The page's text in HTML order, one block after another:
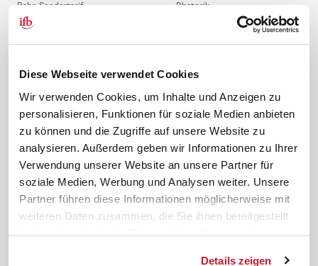
Diese Webseite verwendet Cookies
Wir verwenden Cookies, um Inhalte und Anzeigen zu
personalisieren, Funktionen für soziale Medien anbieten
zu können und die Zugriffe auf unsere Website zu
analysieren. Außerdem geben wir Informationen zu Ihrer
Verwendung unserer Website an unsere Partner für
soziale Medien, Werbung und Analysen weiter. Unsere
Partner führen diese Informationen möglicherweise mit
weiteren Daten zusammen, die Sie ihnen bereitgestellt
haben oder die sie im Rahmen Ihrer Nutzung der
Details zeigen
Bahn Sondertarif
meinifb
FAQ
ifb-App Betriebsrat360
Rhetorik
JAV-Wahl
News. Wissen. Themen.
Lexikon
Rechtsprechung
Gesetze
Folgen Sie uns
Sicherheit durch geprüfte
Qualität!